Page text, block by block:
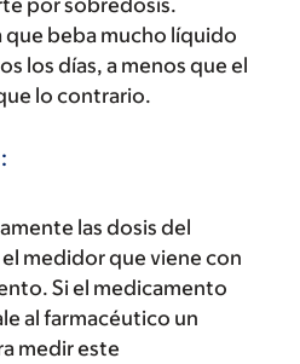
que beba mucho líquido
los días, a menos que el
lo contrario.
las dosis del
medidor que viene con
Si el medicamento
al farmacéutico un
medir este